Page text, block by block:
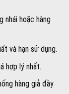
nhái hoặc hàng
và hạn sử dụng.
hợp lý nhất.
hàng giả đầy